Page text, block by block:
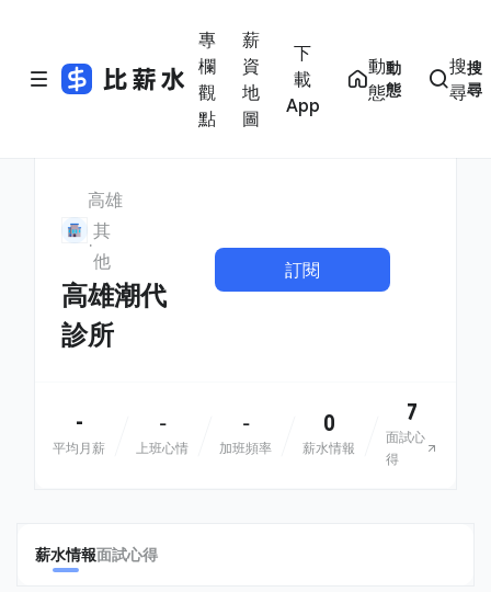
專
欄
觀
點
薪
資
地
圖
下
載
App
動
態
動
態
搜
尋
搜
尋
高雄
其
他
高雄潮代
診所
訂閱
-
平均月薪
-
上班心情
-
加班頻率
0
薪水情報
7
面試心
得
薪水情報面試心得